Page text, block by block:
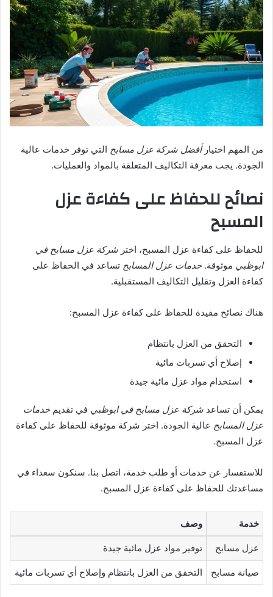
من المهم اختيارأفضل شركة عزل مسابح التي توفر خدمات عالية
الجودة. يجب معرفة التكاليف المتعلقة بالمواد والعمليات.
نصائح للحفاظ على كفاءة عزل
المسبح
للحفاظ على كفاءة عزل المسبح، اختر شركة عزل مسابح في
ابوظبي موثوقة.خدمات عزل المسابح تساعد في الحفاظ على
كفاءة العزل وتقليل التكاليف المستقبلية.
هناك نصائح مفيدة للحفاظ على كفاءة عزل المسبح:
التحقق من العزل بانتظام
إصلاح أي تسربات مائية
استخدام مواد عزل مائية جيدة
يمكن أن تساعد شركة عزل مسابح في ابوظبي في تقديمخدمات
عزل المسابح عالية الجودة. اختر شركة موثوقة للحفاظ على كفاءة
عزل المسبح.
للاستفسار عن خدمات أو طلب خدمة، اتصل بنا. سنكون سعداء في
مساعدتك للحفاظ على كفاءة عزل المسبح.
خدمة وصف
عزل مسابح توفير مواد عزل مائية جيدة
صيانة مسابح التحقق من العزل بانتظام وإصلاح أي تسربات مائية